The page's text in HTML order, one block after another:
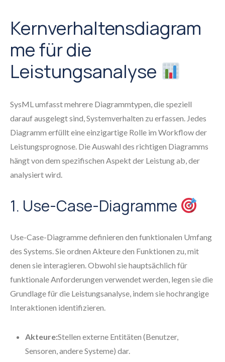
Kernverhaltensdiagram
me für die
Leistungsanalyse
SysML umfasst mehrere Diagrammtypen, die speziell
darauf ausgelegt sind, Systemverhalten zu erfassen. Jedes
Diagramm erfüllt eine einzigartige Rolle im Workflow der
Leistungsprognose. Die Auswahl des richtigen Diagramms
hängt von dem spezifischen Aspekt der Leistung ab, der
analysiert wird.
1. Use-Case-Diagramme
Use-Case-Diagramme definieren den funktionalen Umfang
des Systems. Sie ordnen Akteure den Funktionen zu, mit
denen sie interagieren. Obwohl sie hauptsächlich für
funktionale Anforderungen verwendet werden, legen sie die
Grundlage für die Leistungsanalyse, indem sie hochrangige
Interaktionen identifizieren.
Akteure:Stellen externe Entitäten (Benutzer,
Sensoren, andere Systeme) dar.